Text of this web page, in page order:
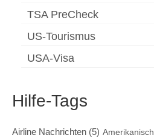
TSA PreCheck
US-Tourismus
USA-Visa
Hilfe-Tags
Airline Nachrichten (5)